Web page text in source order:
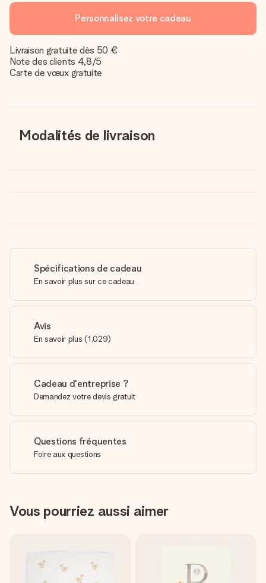
Personnalisez votre cadeau
Livraison gratuite dès 50 €
Note des clients 4,8/5
Carte de vœux gratuite
Modalités de livraison
Spécifications de cadeau
En savoir plus sur ce cadeau
Avis
En savoir plus (1,029)
Cadeau d'entreprise ?
Demandez votre devis gratuit
Questions fréquentes
Foire aux questions
Vous pourriez aussi aimer